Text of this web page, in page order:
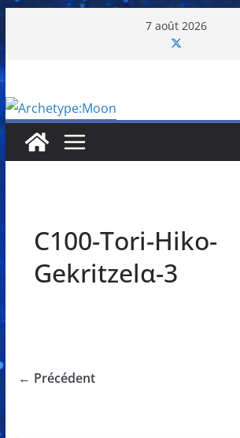
7 août 2026
C100-Tori-Hiko-
Gekritzelα-3
← Précédent